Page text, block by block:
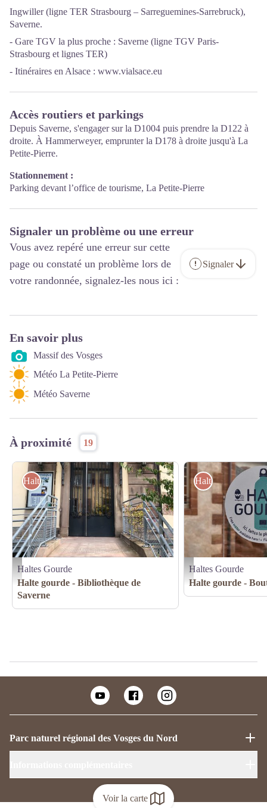
Voir la carte
Ingwiller (ligne TER Strasbourg – Sarreguemines-Sarrebruck),
Saverne.
- Gare TGV la plus proche : Saverne (ligne TGV Paris-
Strasbourg et lignes TER)
- Itinéraires en Alsace : www.vialsace.eu
Accès routiers et parkings
Depuis Saverne, s'engager sur la D1004 puis prendre la D122 à
droite. À Hammerweyer, emprunter la D178 à droite jusqu'à La
Petite-Pierre.
Stationnement :
Parking devant l’office de tourisme, La Petite-Pierre
Signaler un problème ou une erreur
Vous avez repéré une erreur sur cette
page ou constaté un problème lors de
votre randonnée, signalez-les nous ici :
Signaler
En savoir plus
Massif des Vosges
Météo La Petite-Pierre
Météo Saverne
À proximité 19
Ville de Saverne
Haltes Gourde
Haltes Gourde
Halte gourde - Bibliothèque de
Saverne
(c)PNRVN NT
Haltes Gourde
Haltes Gourde
Halte gourde -
Parc naturel régional des Vosges du Nord